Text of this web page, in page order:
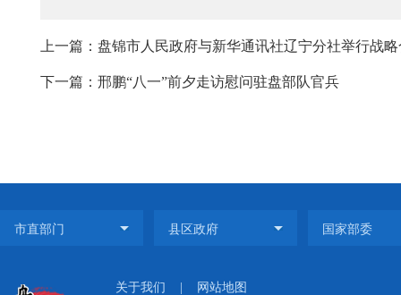
上一篇：盘锦市人民政府与新华通讯社辽宁分社举行战
下一篇：邢鹏“八一”前夕走访慰问驻盘部队官兵
关于我们 网站地图